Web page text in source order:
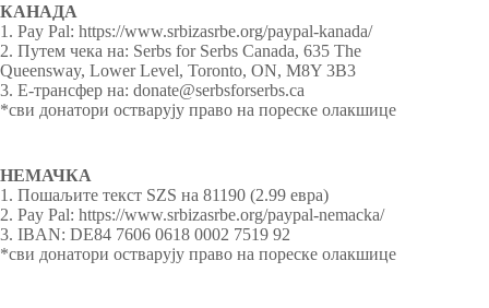
КАНАДА
1. Pay Pal: https://www.srbizasrbe.org/paypal-kanada/
2. Путем чека на: Serbs for Serbs Canada, 635 The
Queensway, Lower Level, Toronto, ON, M8Y 3B3
3. Е-трансфер на: donate@serbsforserbs.ca
*сви донатори остварују право на пореске олакшице
НЕМАЧКА
1. Пошаљите текст SZS на 81190 (2.99 евра)
2. Pay Pal: https://www.srbizasrbe.org/paypal-nemacka/
3. IBAN: DE84 7606 0618 0002 7519 92
*сви донатори остварују право на пореске олакшице